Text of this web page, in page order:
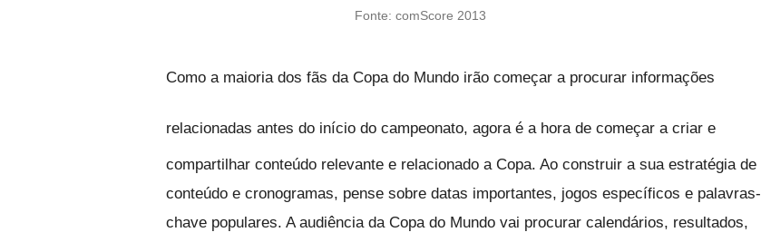
Fonte: comScore 2013
Como a maioria dos fãs da Copa do Mundo irão começar a procurar informações
relacionadas antes do início do campeonato, agoraé a hora de começar a criar e
compartilhar conteúdo relevante e relacionado a Copa. Ao construir a sua estratégia de
conteúdo e cronogramas, pense sobre datas importantes, jogos específicos e palavras-
chave populares. A audiência da Copa do Mundo vai procurar calendários, resultados,